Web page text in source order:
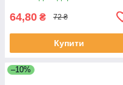
64,80 ₴ 72 ₴
Купити
–10%